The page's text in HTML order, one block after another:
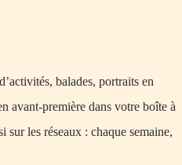
balades, portraits en
avant-première dans votre boîte à
sur les réseaux : chaque semaine,